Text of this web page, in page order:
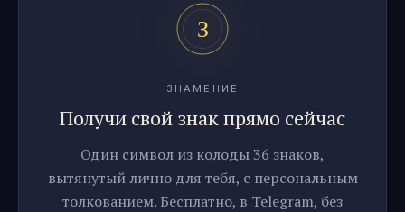
ЗНАМЕНИЕ
Получи свой знак прямо сейчас
Один символ из колоды 36 знаков,
вытянутый лично для тебя, с персональным
толкованием. Бесплатно, в Telegram, без